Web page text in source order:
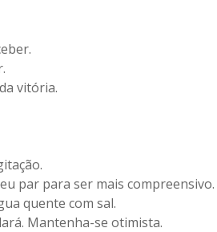
vitória.
par para ser mais compreensivo.
quente com sal.
Mantenha-se otimista.